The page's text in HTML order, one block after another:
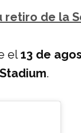
retiro de la
el13 de
.